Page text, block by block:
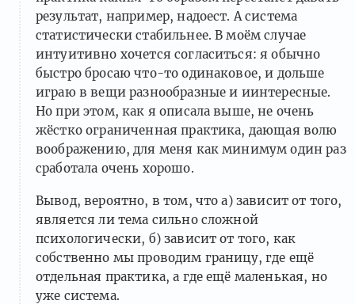
результат, например, надоест. А система
статистически стабильнее. В моём случае
интуитивно хочется согласиться: я обычно
быстро бросаю что-то одинаковое, и дольше
играю в вещи разнообразные и иинтересные.
Но при этом, как я описала выше, не очень
жёстко ограниченная практика, дающая волю
воображению, для меня как минимум один раз
сработала очень хорошо.
Вывод, вероятно, в том, что а) зависит от того,
является ли тема сильно сложной
психологически, б) зависит от того, как
собственно мы проводим границу, где ещё
отдельная практика, а где ещё маленькая, но
уже система.